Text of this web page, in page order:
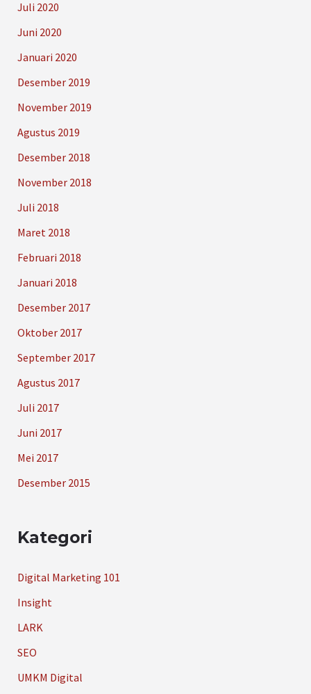
Juli 2020
Juni 2020
Januari 2020
Desember 2019
November 2019
Agustus 2019
Desember 2018
November 2018
Juli 2018
Maret 2018
Februari 2018
Januari 2018
Desember 2017
Oktober 2017
September 2017
Agustus 2017
Juli 2017
Juni 2017
Mei 2017
Desember 2015
Kategori
Digital Marketing 101
Insight
LARK
SEO
UMKM Digital